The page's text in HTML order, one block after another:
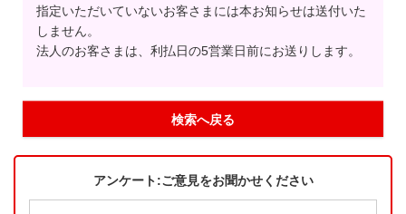
指定いただいていないお客さまには本お知らせは送付いた
しません。
法人のお客さまは、利払日の5営業日前にお送りします。
検索へ戻る
アンケート:ご意見をお聞かせください